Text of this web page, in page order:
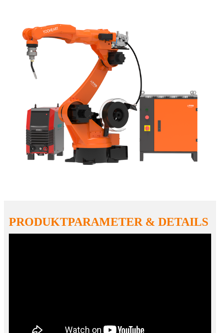
PRODUKTPARAMETER & DETAILS